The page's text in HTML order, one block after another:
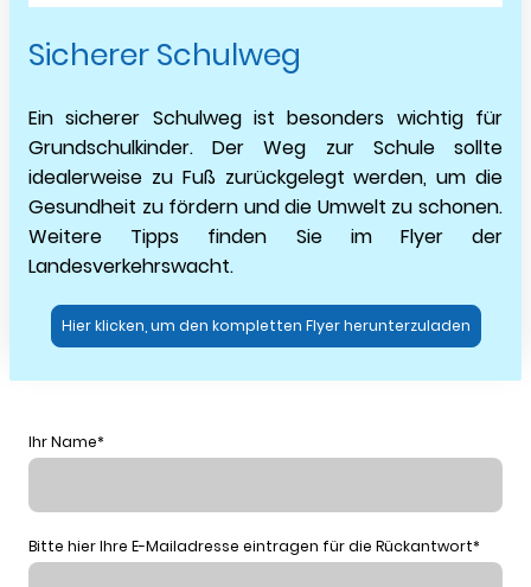
Sicherer Schulweg
Ein sicherer Schulweg ist besonders wichtig für
Grundschulkinder. Der Weg zur Schule sollte
idealerweise zu Fuß zurückgelegt werden, um die
Gesundheit zu fördern und die Umwelt zu schonen.
Weitere Tipps finden Sie im Flyer der
Landesverkehrswacht.
Hier klicken, um den kompletten Flyer herunterzuladen
Ihr Name*
Bitte hier Ihre E-Mailadresse eintragen für die Rückantwort*